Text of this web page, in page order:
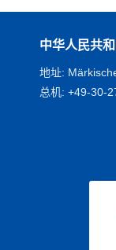
中华人民共
地址:
总机: +49-30-